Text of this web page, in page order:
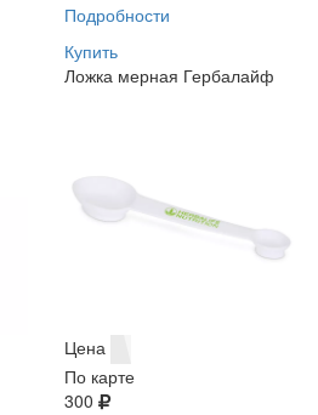
Подробности
Купить
Ложка мерная Гербалайф
Цена
По карте
300